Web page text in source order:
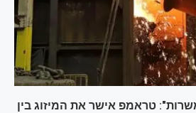
70 אלף משרות": טראמפ אישר את המיזוג בין